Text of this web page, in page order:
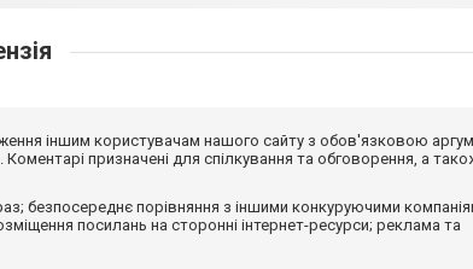
іншим користувачам нашого сайту з обов'язковою
призначені для спілкування та обговорення, а
безпосереднє порівняння з іншими конкуруючими
посилань на сторонні інтернет-ресурси; реклама та